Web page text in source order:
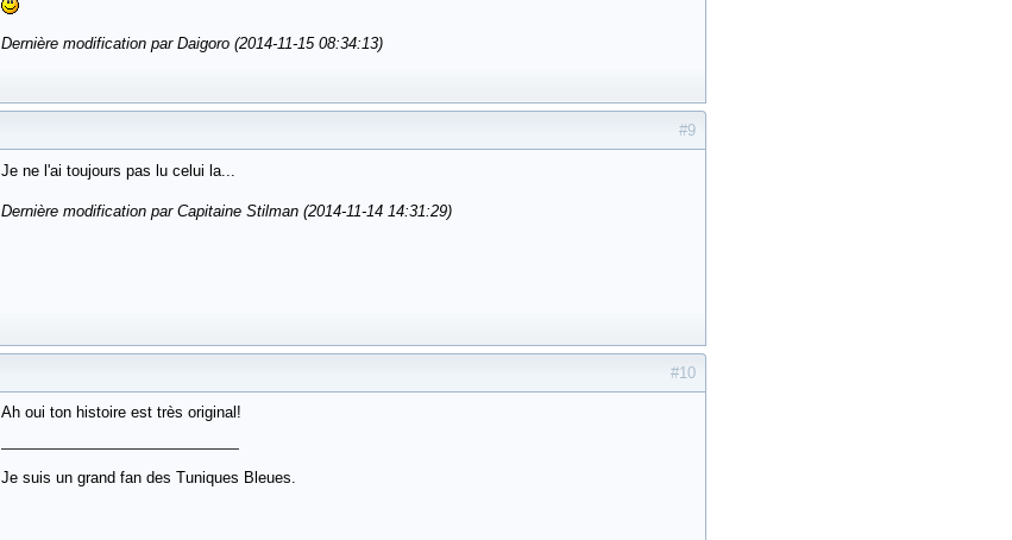
Dernière modification par Daigoro (2014-11-15 08:34:13)
#9
Je ne l'ai toujours pas lu celui la...
Dernière modification par Capitaine Stilman (2014-11-14 14:31:29)
#10
Ah oui ton histoire est très original!
Je suis un grand fan des Tuniques Bleues.